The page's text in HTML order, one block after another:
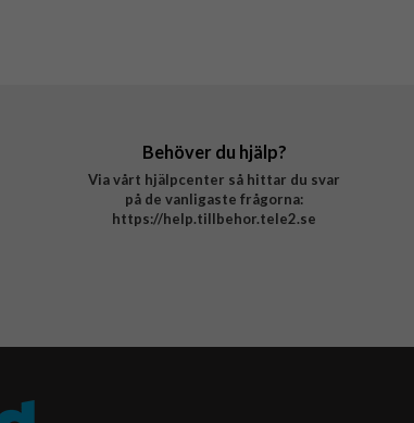
Behöver du hjälp?
Via vårt hjälpcenter så hittar du svar
på de vanligaste frågorna:
https://help.tillbehor.tele2.se